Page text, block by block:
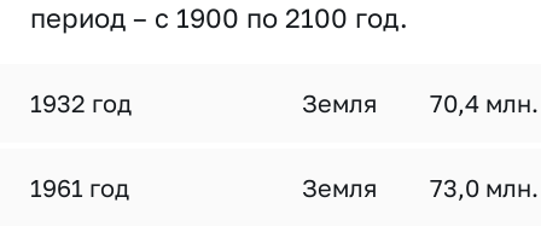
период – с 1900 по 2100 год.
1932 год Земля 70,4
1961 год Земля 73,0